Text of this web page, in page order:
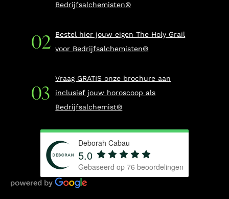
Bedrijfsalchemisten®
Bestel hier jouw eigen The Holy Grail
voor Bedrijfsalchemisten®
Vraag GRATIS onze brochure aan
inclusief jouw horoscoop als
Bedrijfsalchemist®
Deborah Cabau
5.0
Gebaseerd op 76 beoordelingen